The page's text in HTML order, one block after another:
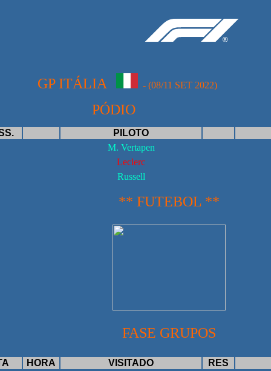
ITÁLIA - (08/11 SET 2022)
PILOTO
M. Vertapen
Leclerc
Russell
** FUTEBOL **
FASE GRUPOS
HORA VISITADO RES